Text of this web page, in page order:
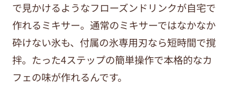
で見かけるようなフローズンドリンクが自宅で
作れるミキサー。通常のミキサーではなかなか
砕けない氷も、付属の氷専用刃なら短時間で撹
拌。たった4ステップの簡単操作で本格的なカ
フェの味が作れるんです。